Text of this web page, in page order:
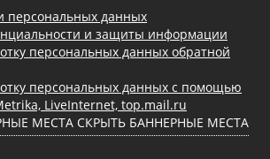
персональных данных
и защиты информации
персональных данных обратной
персональных данных с помощью
LiveInternet, top.mail.ru
МЕСТА СКРЫТЬ БАННЕРНЫЕ МЕСТА